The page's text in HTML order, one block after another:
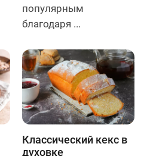
популярным
благодаря ...
Классический кекс в
духовке